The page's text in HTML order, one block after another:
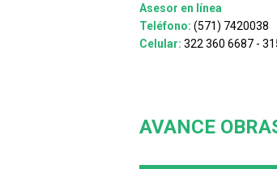
Asesor en línea
Teléfono: (571) 7420038
Celular: 322 360 6687 -
AVANCE